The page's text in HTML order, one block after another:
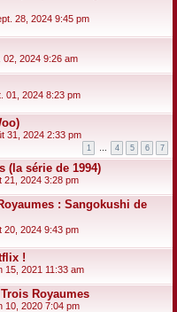
28, 2024 9:45 pm
02, 2024 9:26 am
01, 2024 8:23 pm
31, 2024 2:33 pm
1 … 4 5 6 7
(la série de 1994)
21, 2024 3:28 pm
: Sangokushi de
20, 2024 9:43 pm
!
15, 2021 11:33 am
Royaumes
10, 2020 7:04 pm